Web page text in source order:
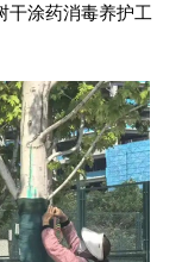
干涂药消毒养护工